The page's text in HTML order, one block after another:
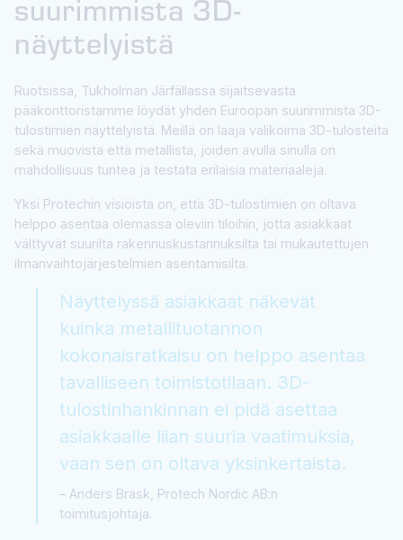
suurimmista 3D-
näyttelyistä
Ruotsissa, Tukholman Järfällassa sijaitsevasta
pääkonttoristamme löydät yhden Euroopan suurimmista 3D-
tulostimien näyttelyistä. Meillä on laaja valikoima 3D-tulosteita
sekä muovista että metallista, joiden avulla sinulla on
mahdollisuus tuntea ja testata erilaisia materiaaleja.
Yksi Protechin visioista on, että 3D-tulostimien on oltava
helppo asentaa olemassa oleviin tiloihin, jotta asiakkaat
välttyvät suurilta rakennuskustannuksilta tai mukautettujen
ilmanvaihtojärjestelmien asentamisilta.
Näyttelyssä asiakkaat näkevät
kuinka metallituotannon
kokonaisratkaisu on helppo asentaa
tavalliseen toimistotilaan. 3D-
tulostinhankinnan ei pidä asettaa
asiakkaalle liian suuria vaatimuksia,
vaan sen on oltava yksinkertaista.
Anders Brask, Protech Nordic AB:n
toimitusjohtaja.